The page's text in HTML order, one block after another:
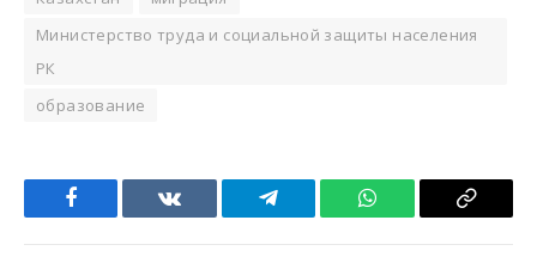
Министерство труда и социальной защиты населения
РК
образование
Facebook VKontakteTelegram WhatsApp Copy